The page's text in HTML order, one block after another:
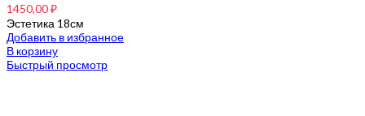
1450,00₽
Эстетика 18см
Добавить в избранное
В корзину
Быстрый просмотр